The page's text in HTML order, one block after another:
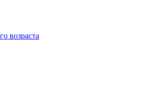
возраста